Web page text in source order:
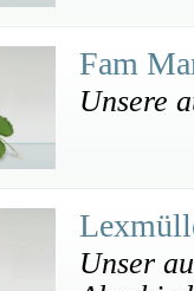
Fam
Unsere
Unser